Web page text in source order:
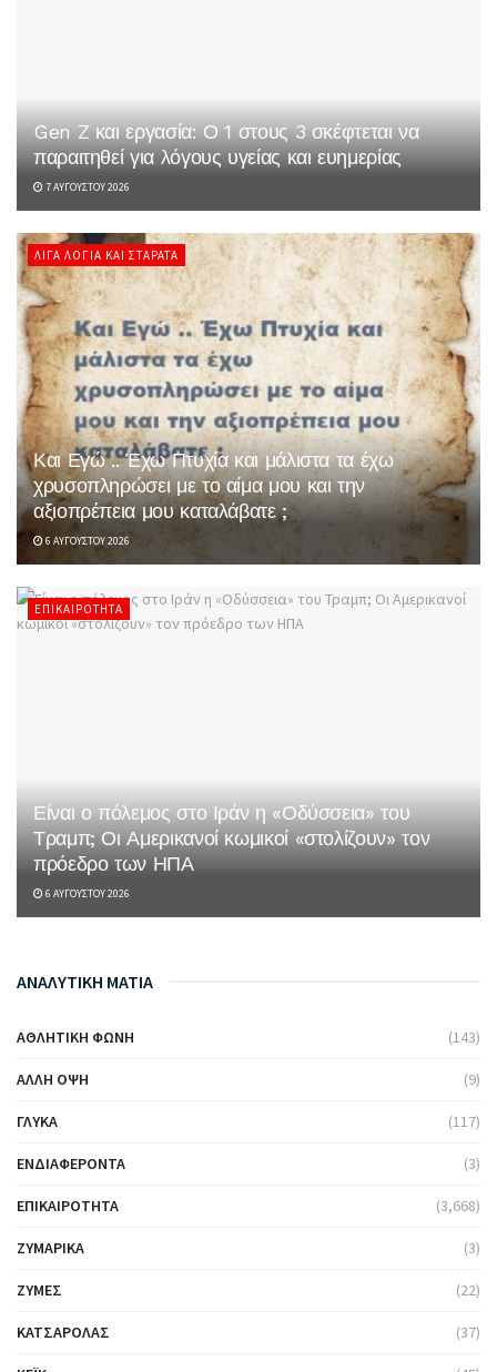
Gen Z και εργασία: Ο 1 στους 3 σκέφτεται να
παραιτηθεί για λόγους υγείας και ευημερίας
7 ΑΥΓΟΎΣΤΟΥ 2026
ΛΊΓΑ ΛΌΓΙΑ ΚΑΙ ΣΤΑΡΆΤΑ
Και Εγώ .. Έχω Πτυχία και μάλιστα τα έχω
χρυσοπληρώσει με το αίμα μου και την
αξιοπρέπεια μου καταλάβατε ;
6 ΑΥΓΟΎΣΤΟΥ 2026
ΕΠΙΚΑΙΡΌΤΗΤΑ
Είναι ο πόλεμος στο Ιράν η «Οδύσσεια» του
Τραμπ; Οι Αμερικανοί κωμικοί «στολίζουν» τον
πρόεδρο των ΗΠΑ
6 ΑΥΓΟΎΣΤΟΥ 2026
ΑΝΑΛΥΤΙΚΗ ΜΑΤΙΑ
ΑΘΛΗΤΙΚΉ ΦΩΝΉ (143)
ΆΛΛΗ ΌΨΗ (9)
ΓΛΥΚΆ (117)
ΕΝΔΙΑΦΈΡΟΝΤΑ (3)
ΕΠΙΚΑΙΡΌΤΗΤΑ (3,668)
ΖΥΜΑΡΙΚΆ (3)
ΖΎΜΕΣ (22)
ΚΑΤΣΑΡΌΛΑΣ (37)